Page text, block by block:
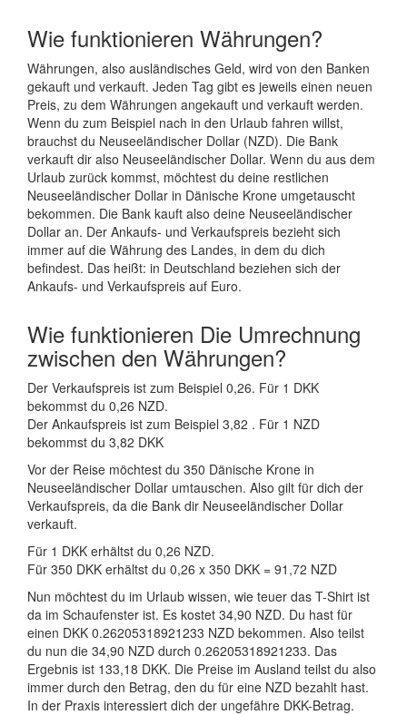
Wie funktionieren Währungen?
Währungen, also ausländisches Geld, wird von den Banken
gekauft und verkauft. Jeden Tag gibt es jeweils einen neuen
Preis, zu dem Währungen angekauft und verkauft werden.
Wenn du zum Beispiel nach in den Urlaub fahren willst,
brauchst du Neuseeländischer Dollar (NZD). Die Bank
verkauft dir also Neuseeländischer Dollar. Wenn du aus dem
Urlaub zurück kommst, möchtest du deine restlichen
Neuseeländischer Dollar in Dänische Krone umgetauscht
bekommen. Die Bank kauft also deine Neuseeländischer
Dollar an. Der Ankaufs- und Verkaufspreis bezieht sich
immer auf die Währung des Landes, in dem du dich
befindest. Das heißt: in Deutschland beziehen sich der
Ankaufs- und Verkaufspreis auf Euro.
Wie funktionieren Die Umrechnung
zwischen den Währungen?
Der Verkaufspreis ist zum Beispiel 0,26. Für 1 DKK
bekommst du 0,26 NZD.
Der Ankaufspreis ist zum Beispiel 3,82 . Für 1 NZD
bekommst du 3,82 DKK
Vor der Reise möchtest du 350 Dänische Krone in
Neuseeländischer Dollar umtauschen. Also gilt für dich der
Verkaufspreis, da die Bank dir Neuseeländischer Dollar
verkauft.
Für 1 DKK erhältst du 0,26 NZD.
Für 350 DKK erhältst du 0,26 x 350 DKK = 91,72 NZD
Nun möchtest du im Urlaub wissen, wie teuer das T-Shirt ist
da im Schaufenster ist. Es kostet 34,90 NZD. Du hast für
einen DKK 0.26205318921233 NZD bekommen. Also teilst
du nun die 34,90 NZD durch 0.26205318921233. Das
Ergebnis ist 133,18 DKK. Die Preise im Ausland teilst du also
immer durch den Betrag, den du für eine NZD bezahlt hast.
In der Praxis interessiert dich der ungefähre DKK-Betrag.